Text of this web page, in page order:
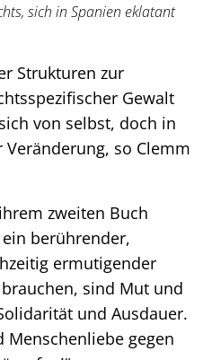
sich in Spanien eklatant
Strukturen zur
Gewalt
von selbst, doch in
so Clemm
zweiten Buch
ein berührender,
ermutigender
sind Mut und
und Ausdauer.
gegen